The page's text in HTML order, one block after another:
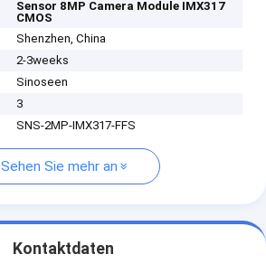
Sensor 8MP Camera Module IMX317
CMOS
Shenzhen, China
2-3weeks
Sinoseen
3
SNS-2MP-IMX317-FFS
Sehen Sie mehr an
Kontaktdaten